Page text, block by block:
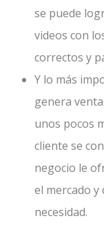
se puede
videos con
correctos y
Y lo más
genera
unos pocos
cliente se
negocio le
el mercado y
necesidad.